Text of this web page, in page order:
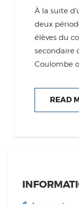
À la suite
deux
élèves du
secondaire
Coulombe
READ